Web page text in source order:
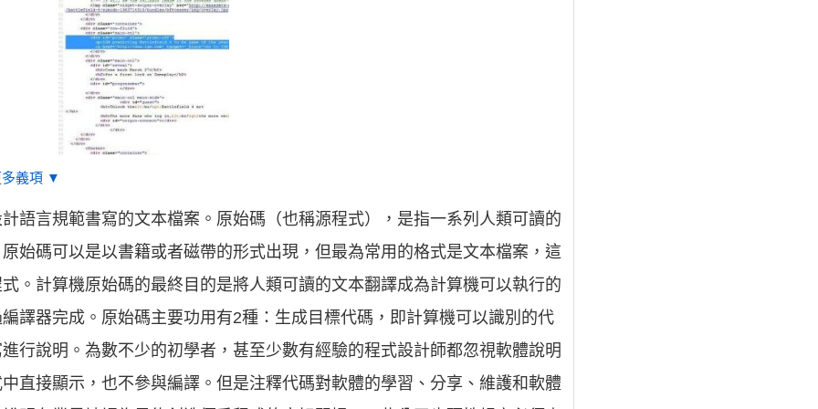
多義項 ▼
語言規範書寫的文本檔案。原始碼（也稱源程式），是指一系列人類可讀的
始碼可以是以書籍或者磁帶的形式出現，但最為常用的格式是文本檔案，這
。計算機原始碼的最終目的是將人類可讀的文本翻譯成為計算機可以執行的
譯器完成。原始碼主要功用有2種：生成目標代碼，即計算機可以識別的代
行說明。為數不少的初學者，甚至少數有經驗的程式設計師都忽視軟體說明
直接顯示，也不參與編譯。但是注釋代碼對軟體的學習、分享、維護和軟體